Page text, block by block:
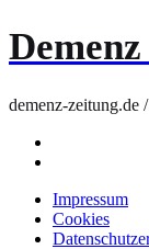
demenz-zeitung.de
Impressum
Cookies